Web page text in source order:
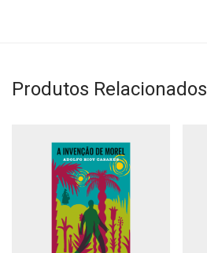
Produtos Relacionados